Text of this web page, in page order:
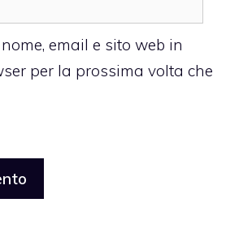
email e sito web in
per la prossima volta che